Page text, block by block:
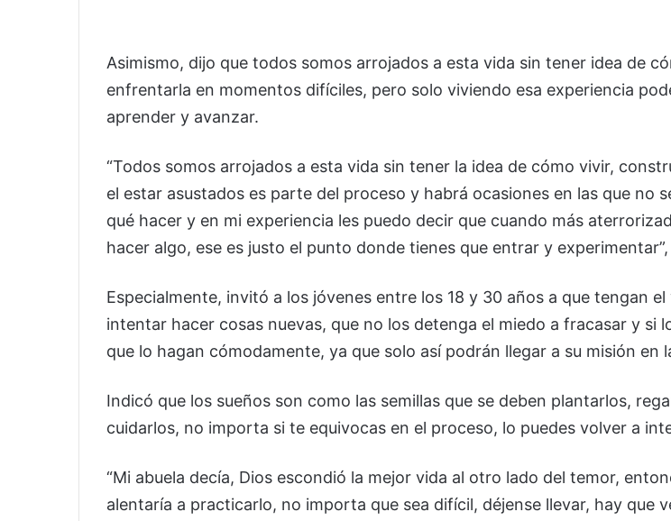
Asimismo, dijo que todos somos arrojados a esta vida sin tener idea de
enfrentarla en momentos difíciles, pero solo viviendo esa experiencia
aprender y avanzar.
“Todos somos arrojados a esta vida sin tener la idea de cómo vivir,
el estar asustados es parte del proceso y habrá ocasiones en las que no
qué hacer y en mi experiencia les puedo decir que cuando más
hacer algo, ese es justo el punto donde tienes que entrar y
Especialmente, invitó a los jóvenes entre los 18 y 30 años a que tengan el
intentar hacer cosas nuevas, que no los detenga el miedo a fracasar y si
que lo hagan cómodamente, ya que solo así podrán llegar a su misión en
Indicó que los sueños son como las semillas que se deben plantarlos,
cuidarlos, no importa si te equivocas en el proceso, lo puedes volver a
“Mi abuela decía, Dios escondió la mejor vida al otro lado del temor,
alentaría a practicarlo, no importa que sea difícil, déjense llevar, hay que